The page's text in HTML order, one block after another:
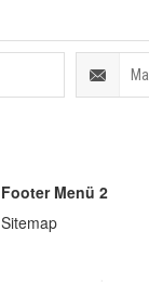
Footer Menü 2
Sitemap